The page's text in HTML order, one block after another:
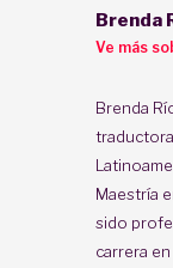
Brenda
Ve más
Brenda
Maestría
sido
carrera